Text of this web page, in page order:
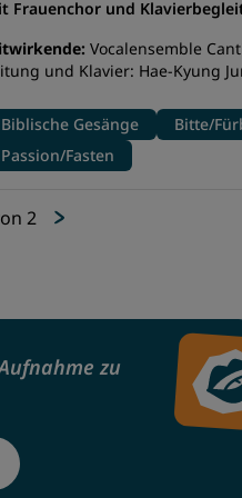
Frauenchor und
Vocalensemble
und Klavier: Hae-Kyung
Biblische Gesänge Bitte/
Passion/Fasten
2
zu